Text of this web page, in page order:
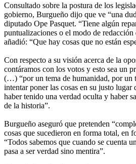
Consultado sobre la postura de los
gobierno, Burgueño dijo que ve “una
diputado Ope Pasquet. “Tiene algún
puntualizaciones o el modo de
añadió: “Que hay cosas que no están
Con respecto a su visión acerca de la
contáramos con los votos y esto sea un
(…) “por un tema de humanidad, por un
intentar poner las cosas en su justo lugar
haber tenido una verdad oculta y haber
de la historia”.
Burgueño aseguró que pretenden
cosas que sucedieron en forma total, en
“Todos sabemos que cuando se cuenta
pasa a ser verdad sino mentira”.